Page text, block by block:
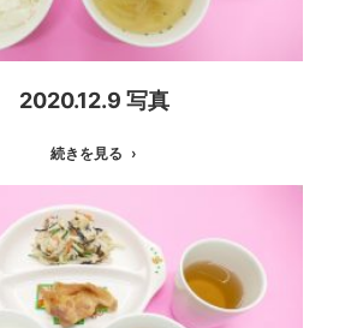
2020.12.9 写真
続きを見る